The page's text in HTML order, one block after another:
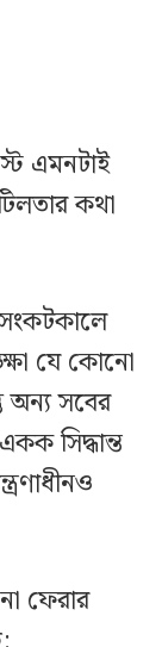
এমনটাই
কথা
যে কোনো
অন্য সবের
সিদ্ধান্ত
ফেরার